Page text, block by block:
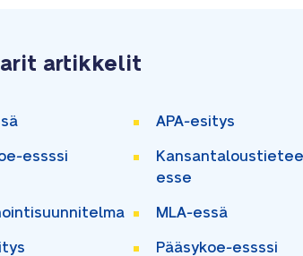
artikkelit
APA-esitys
essssi
esse
MLA-essä
Pääsykoe-essssi